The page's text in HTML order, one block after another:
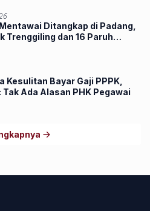
Ditangkap di Padang,
Trenggiling dan 16 Paruh
Kesulitan Bayar Gaji PPPK,
Tak Ada Alasan PHK Pegawai